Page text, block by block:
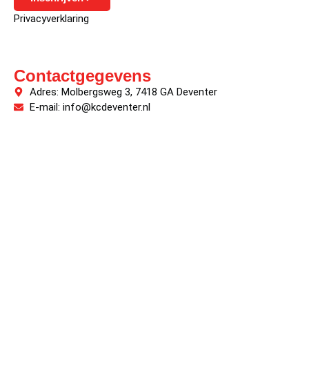
Privacyverklaring
Contactgegevens
Adres: Molbergsweg 3, 7418 GA Deventer
E-mail: info@kcdeventer.nl